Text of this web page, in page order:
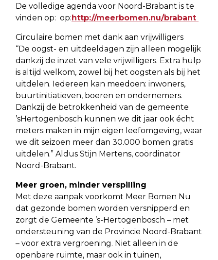
De volledige agenda voor Noord-Brabant is te
vinden op: op:http://meerbomen.nu/brabant
Circulaire bomen met dank aan vrijwilligers
“De oogst- en uitdeeldagen zijn alleen mogelijk
dankzij de inzet van vele vrijwilligers. Extra hulp
is altijd welkom, zowel bij het oogsten als bij het
uitdelen. Iedereen kan meedoen: inwoners,
buurtinitiatieven, boeren en ondernemers.
Dankzij de betrokkenheid van de gemeente
’sHertogenbosch kunnen we dit jaar ook écht
meters maken in mijn eigen leefomgeving, waar
we dit seizoen meer dan 30.000 bomen gratis
uitdelen.” Aldus Stijn Mertens, coördinator
Noord-Brabant.
Meer groen, minder verspilling
Met deze aanpak voorkomt Meer Bomen Nu
dat gezonde bomen worden versnipperd en
zorgt de Gemeente ’s-Hertogenbosch – met
ondersteuning van de Provincie Noord-Brabant
– voor extra vergroening. Niet alleen in de
openbare ruimte, maar ook in tuinen,